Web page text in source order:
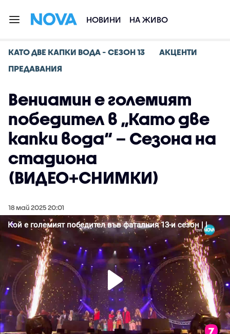
НОВИНИ НА ЖИВО
КАТО ДВЕ КАПКИ ВОДА - СЕЗОН 13
АКЦЕНТИ
ПРЕДАВАНИЯ
Вениамин е големият
победител в „Като две
капки вода“ – Сезона на
стадиона
(ВИДЕО+СНИМКИ)
18 май 2025 20:01